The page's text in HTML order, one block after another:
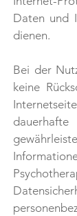
Daten und
dienen.
Bei der
keine
dauerhafte